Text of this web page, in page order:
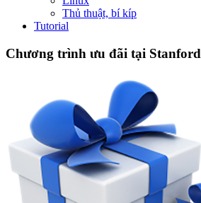
Thủ thuật, bí kíp
Tutorial
Chương trình ưu đãi tại Stanford